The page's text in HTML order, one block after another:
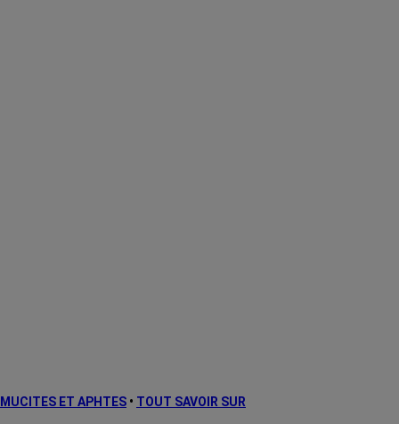
MUCITES ET APHTES • TOUT SAVOIR SUR